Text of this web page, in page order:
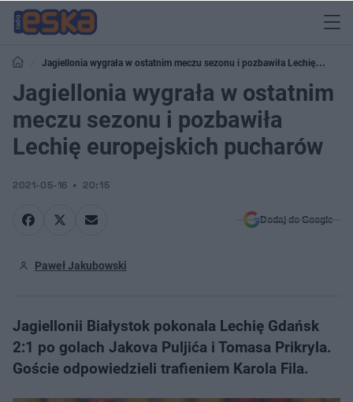
Jagiellonia wygrała w ostatnim meczu sezonu i pozbawiła Lechię
europejskich pucharów
Jagiellonia wygrała w ostatnim
meczu sezonu i pozbawiła
Lechię europejskich pucharów
2021-05-16 20:15
Dodaj do Google
Paweł Jakubowski
Jagiellonii Białystok pokonala Lechię Gdańsk
2:1 po golach Jakova Puljića i Tomasa Prikryla.
Goście odpowiedzieli trafieniem Karola Fila.